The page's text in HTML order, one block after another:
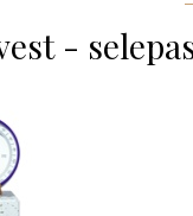
-